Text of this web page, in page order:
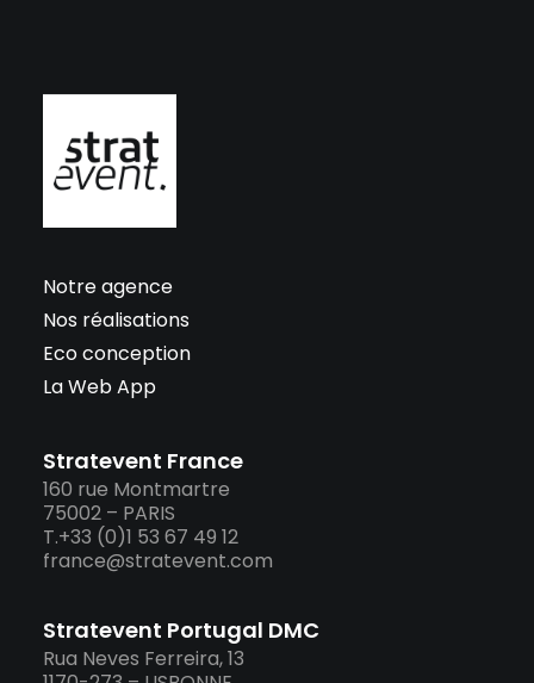
Notre agence
Nos réalisations
Eco conception
La Web App
Stratevent France
160 rue Montmartre
75002 – PARIS
T.+33 (0)1 53 67 49 12
france@stratevent.com
Stratevent Portugal DMC
Rua Neves Ferreira, 13